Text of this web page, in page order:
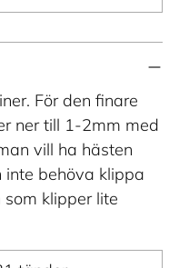
För den finare
ner till 1-2mm med
vill ha hästen
behöva klippa
klipper lite